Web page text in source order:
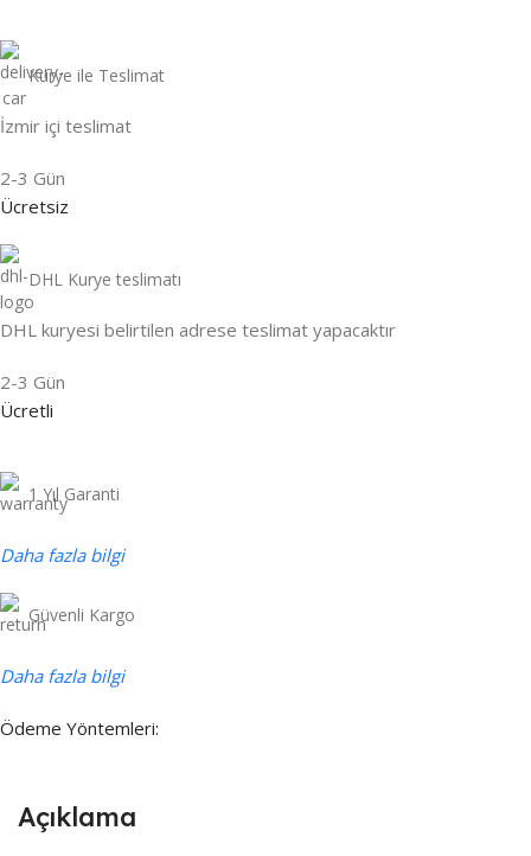
Kurye ile Teslimat
İzmir içi teslimat
2-3 Gün
Ücretsiz
DHL Kurye teslimatı
DHL kuryesi belirtilen adrese teslimat yapacaktır
2-3 Gün
Ücretli
1 Yıl Garanti
Daha fazla bilgi
Güvenli Kargo
Daha fazla bilgi
Ödeme Yöntemleri:
Açıklama